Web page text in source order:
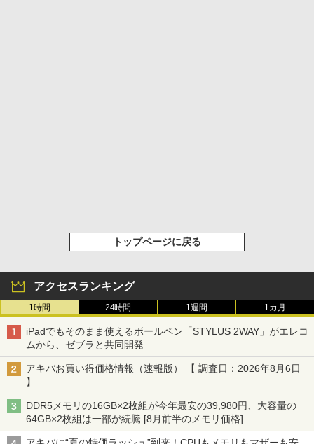
トップページに戻る
アクセスランキング
1時間 24時間 1週間 1カ月
iPadでもそのまま使えるボールペン「STYLUS 2WAY」がエレコ
ムから、ゼブラと共同開発
アキバお買い得価格情報（速報版） 【 調査日：2026年8月6日
】
DDR5メモリの16GB×2枚組が今年最安の39,980円、大容量の
64GB×2枚組は一部が続騰 [8月前半のメモリ価格]